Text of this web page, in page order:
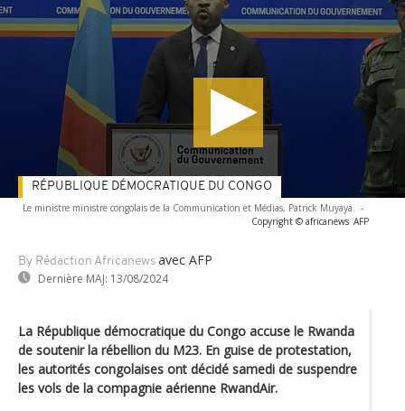
Le ministre ministre congolais de la Communication et Médias, Patrick Muyaya. -
Copyright © africanews AFP
By Rédaction Africanews avec AFP
Dernière MAJ: 13/08/2024
RÉPUBLIQUE DÉMOCRATIQUE DU CONGO
La République démocratique du Congo accuse le Rwanda
de soutenir la rébellion du M23. En guise de protestation,
les autorités congolaises ont décidé samedi de suspendre
les vols de la compagnie aérienne RwandAir.